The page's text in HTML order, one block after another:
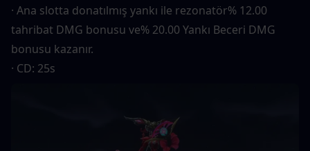
· Ana slotta donatılmış yankı ile rezonatör% 12.00
tahribat DMG bonusu ve% 20.00 Yankı Beceri DMG
bonusu kazanır.
· CD: 25s